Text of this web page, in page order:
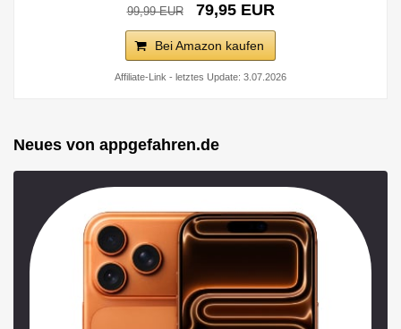
99,99 EUR 79,95 EUR
Bei Amazon kaufen
Affiliate-Link - letztes Update: 3.07.2026
Neues von appgefahren.de